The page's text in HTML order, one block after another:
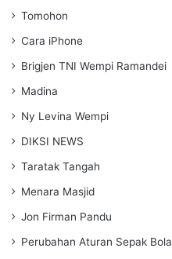
Tomohon
Cara iPhone
Brigjen TNI Wempi Ramandei
Madina
Ny Levina Wempi
DIKSI NEWS
Taratak Tangah
Menara Masjid
Jon Firman Pandu
Perubahan Aturan Sepak Bola